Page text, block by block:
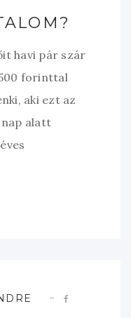
havi pár szár
forinttal
aki ezt az
alatt